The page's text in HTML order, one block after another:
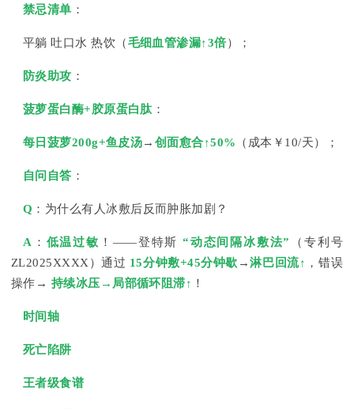
禁忌清单 ：
平躺 吐口水 热饮（毛细血管渗漏↑3倍）；
防炎助攻 ：
菠萝蛋白酶+胶原蛋白肽 ：
每日菠萝200g+鱼皮汤→ 创面愈合↑50% （成本￥10/天）；
自问自答 ：
Q ：为什么有人冰敷后反而肿胀加剧？
A ： 低温过敏 ！——登特斯 “动态间隔冰敷法”
（专利号
ZL2025XXXX）通过 15分钟敷+45分钟歇 →淋巴回流↑ ，错误
操作→ 持续冰压→局部循环阻滞↑ ！
时间轴
死亡陷阱
王者级食谱